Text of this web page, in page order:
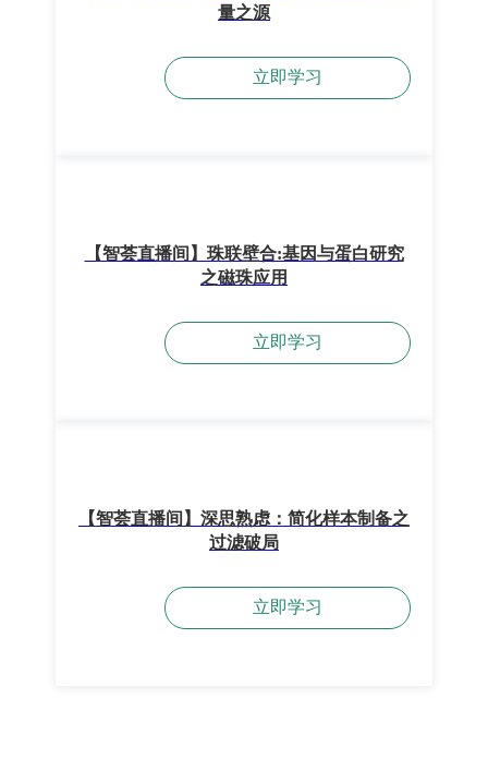
量之源
立即学习
【智荟直播间】珠联壁合:基因与蛋白研究
之磁珠应用
立即学习
【智荟直播间】深思熟虑：简化样本制备之
过滤破局
立即学习